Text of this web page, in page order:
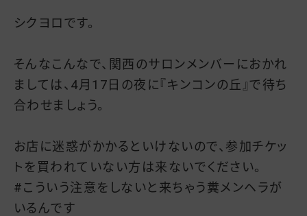
シクヨロです。
そんなこんなで、関西のサロンメンバーにおかれ
ましては、4月17日の夜に『キンコンの丘』で待ち
合わせましょう。
お店に迷惑がかかるといけないので、参加チケッ
トを買われていない方は来ないでください。
#こういう注意をしないと来ちゃう糞メンヘラが
いるんです